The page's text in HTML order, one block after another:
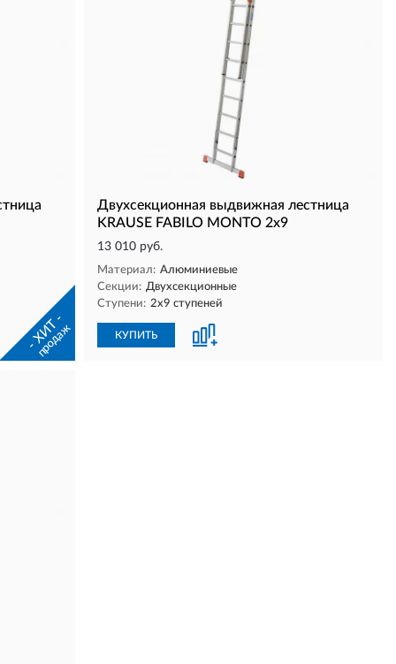
- ХИТ -
продаж
Двухсекционная выдвижная лестница
KRAUSE FABILO MONTO 2х9
13 010 руб.
Материал: Алюминиевые
Секции: Двухсекционные
Ступени: 2х9 ступеней
КУПИТЬ